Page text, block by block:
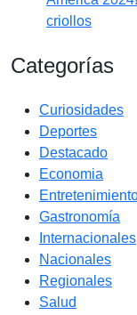
criollos
Categorías
Curiosidades
Deportes
Destacado
Economia
Gastronomía
Internacionales
Nacionales
Regionales
Salud